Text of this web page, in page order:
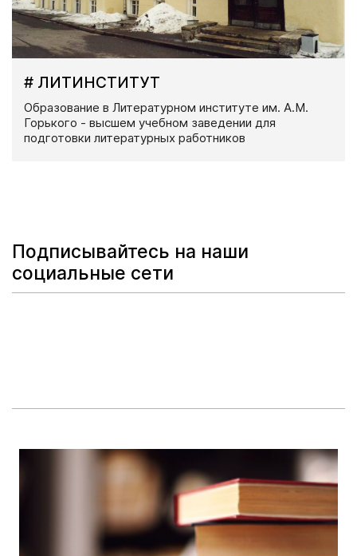
# ЛИТИНСТИТУТ
Образование в Литературном институте им. А.М.
Горького - высшем учебном заведении для
подготовки литературных работников
Подписывайтесь на наши
социальные сети